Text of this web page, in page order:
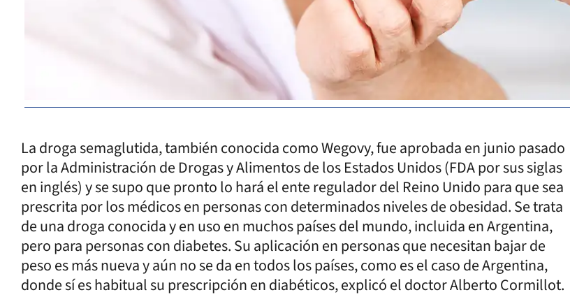
La droga semaglutida, también conocida como Wegovy, fue aprobada en junio pasado
por la Administración de Drogas y Alimentos de los Estados Unidos (FDA por sus siglas
en inglés) y se supo que pronto lo hará el ente regulador del Reino Unido para que sea
prescrita por los médicos en personas con determinados niveles de obesidad. Se trata
de una droga conocida y en uso en muchos países del mundo, incluida en Argentina,
pero para personas con diabetes. Su aplicación en personas que necesitan bajar de
peso es más nueva y aún no se da en todos los países, como es el caso de Argentina,
donde sí es habitual su prescripción en diabéticos, explicó el doctor Alberto Cormillot.